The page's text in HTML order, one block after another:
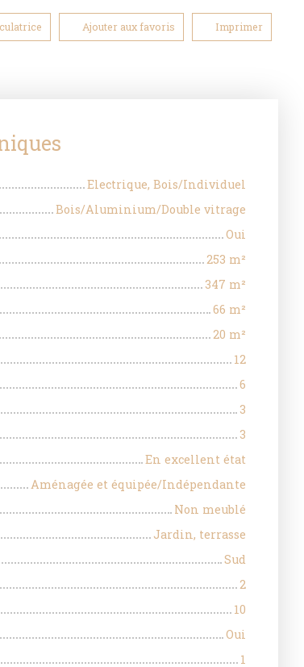
Ajouter aux favoris Imprimer
Electrique, Bois/Individuel
Bois/Aluminium/Double vitrage
Oui
253 m²
347 m²
66 m²
20 m²
12
6
3
3
En excellent état
Aménagée et équipée/Indépendante
Non meublé
Jardin, terrasse
Sud
2
10
Oui
1